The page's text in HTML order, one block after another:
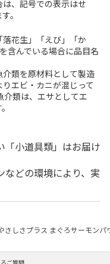
、記号での表示はせ
。
花生」「えび」「か
含んでいる場合に品目名
類を原材料として製造
エビ・カニが混じって
介類は、エサとしてエ
「小道具類」はお届け
などの環境により、実
さしさプラス まぐろサーモンパ